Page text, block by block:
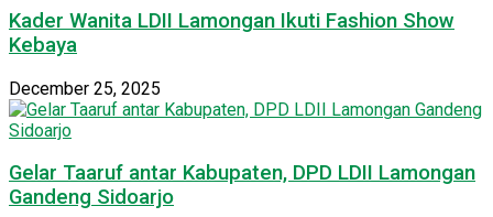
Kader Wanita LDII Lamongan Ikuti Fashion Show
Kebaya
December 25, 2025
Gelar Taaruf antar Kabupaten, DPD LDII Lamongan
Gandeng Sidoarjo